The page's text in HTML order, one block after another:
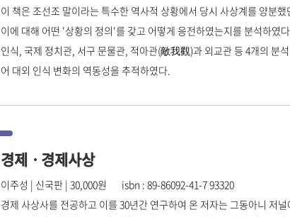
이 책은 조선조 말이라는 특수한 역사적 상황에서 당시 사상계를 양분
이에 대해 어떤 '상황의 정의'를 갖고 어떻게 응전하였는지를 분석하였
인식, 국제 정치관, 서구 문물관, 적아관(敵我觀)과 외교관 등 4개의 분
어 대외 인식 변화의 역동성을 추적하였다.
경제ㆍ경제사상
이주성 | 신국판 | 30,000원 isbn : 89-86092-41-7 93320
경제 사상사를 전공하고 이를 30년간 연구하여 온 저자는 그동아니 저